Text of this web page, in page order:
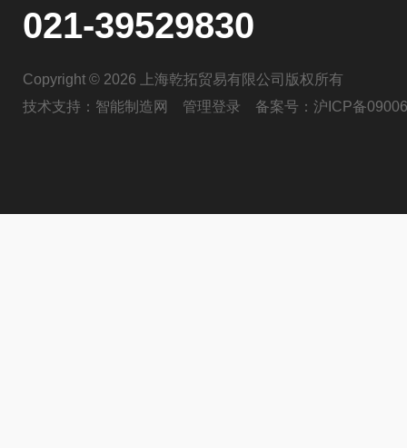
021-39529830
Copyright © 2026 上海乾拓贸易有限公司版权所有
技术支持： 智能制造网 管理登录 备案号： 沪ICP备